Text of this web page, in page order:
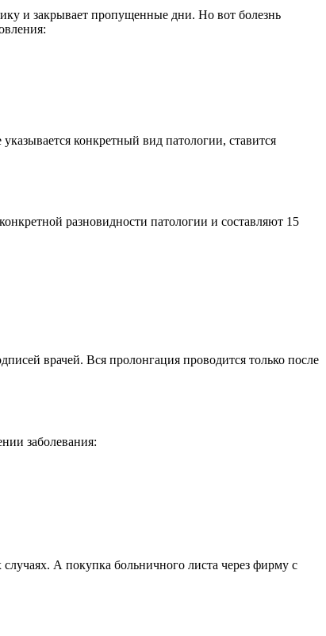
и закрывает пропущенные дни. Но вот болезнь
конкретный вид патологии, ставится
разновидности патологии и составляют 15
врачей. Вся пролонгация проводится только после
заболевания:
А покупка больничного листа через фирму с